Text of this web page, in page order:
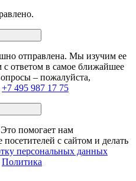
отправлена. Мы изучим ее
ответом в самое ближайшее
– пожалуйста,
+7 495 987 17 75
помогает нам
с сайтом и делать
персональных данных
Политика